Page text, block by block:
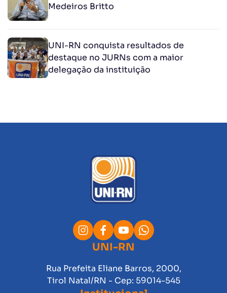
Medeiros Britto
UNI-RN conquista resultados de
destaque no JURNs com a maior
delegação da instituição
UNI-RN
Rua Prefeita Eliane Barros, 2000,
Tirol Natal/RN - Cep: 59014-545